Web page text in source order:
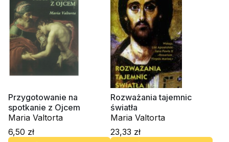
Przygotowanie na
spotkanie z Ojcem
Maria Valtorta
6,50 zł
Rozważania tajemnic
światła
Maria Valtorta
23,33 zł